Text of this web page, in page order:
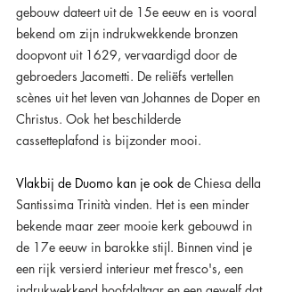
gebouw dateert uit de 15e eeuw en is vooral
bekend om zijn indrukwekkende bronzen
doopvont uit 1629, vervaardigd door de
gebroeders Jacometti. De reliëfs vertellen
scènes uit het leven van Johannes de Doper en
Christus. Ook het beschilderde
cassetteplafond is bijzonder mooi.
Vlakbij de Duomo kan je ook de Chiesa della
Santissima Trinità vinden. Het is een minder
bekende maar zeer mooie kerk gebouwd in
de 17e eeuw in barokke stijl. Binnen vind je
een rijk versierd interieur met fresco's, een